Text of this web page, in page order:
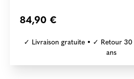
84,90 €
✓ Livraison gratuite • ✓ Retour
ans